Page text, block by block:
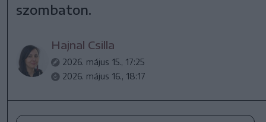
szombaton.
Hajnal Csilla
2026. május 15., 17:25
2026. május 16., 18:17